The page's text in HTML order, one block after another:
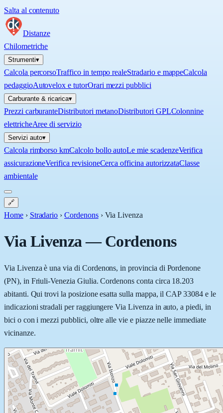
Salta al contenuto
Distanze
Chilometriche
Strumenti▾
Calcola percorsoTraffico in tempo realeStradario e mappeCalcola
pedaggioAutovelox e tutorOrari mezzi pubblici
Carburante & ricarica▾
Prezzi carburanteDistributori metanoDistributori GPLColonnine
elettricheAree di servizio
Servizi auto▾
Calcola rimborso kmCalcolo bollo autoLe mie scadenzeVerifica
assicurazioneVerifica revisioneCerca officina autorizzataClasse
ambientale
🔗
Home › Stradario › Cordenons › Via Livenza
Via Livenza—Cordenons
Via Livenza è una via di Cordenons, in provincia di Pordenone
(PN), in Friuli-Venezia Giulia. Cordenons conta circa 18.203
abitanti. Qui trovi la posizione esatta sulla mappa, il CAP 33084 e le
indicazioni stradali per raggiungere Via Livenza in auto, a piedi, in
bici o con i mezzi pubblici, oltre alle vie e piazze nelle immediate
vicinanze.